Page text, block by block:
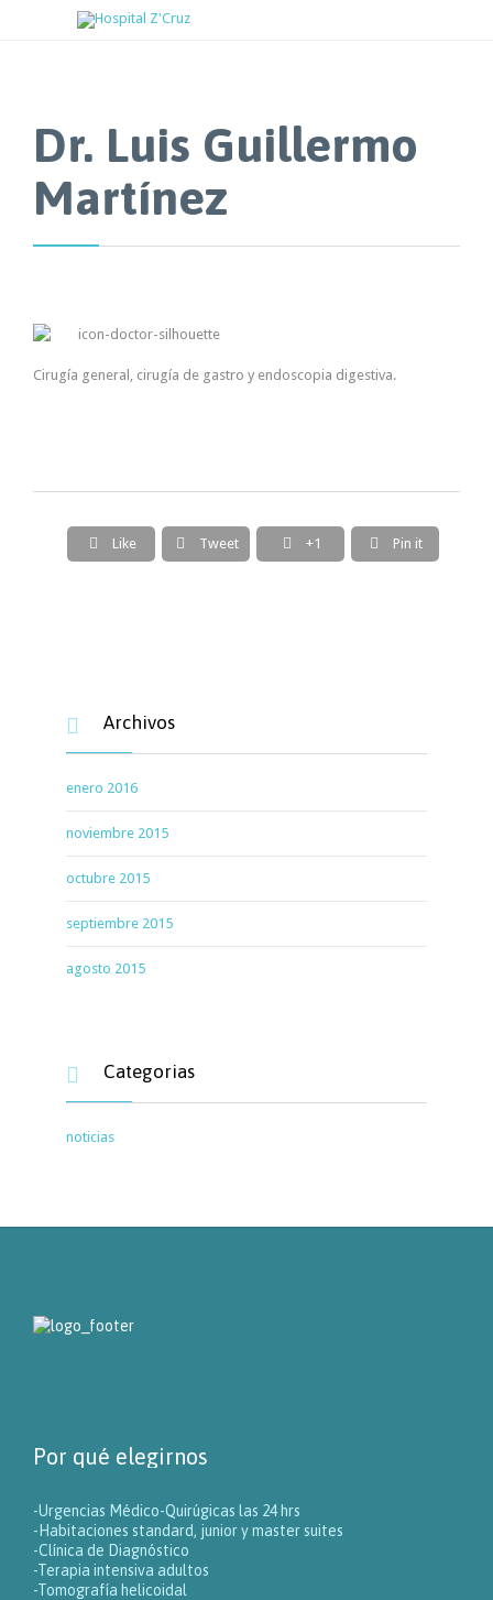
Dr. Luis Guillermo
Martínez
Cirugía general, cirugía de gastro y endoscopia digestiva.
 Like  Tweet  +1  Pin it
 Archivos
enero 2016
noviembre 2015
octubre 2015
septiembre 2015
agosto 2015
 Categorias
noticias
Por qué elegirnos
-Urgencias Médico-Quirúgicas las 24 hrs
-Habitaciones standard, junior y master suites
-Clínica de Diagnóstico
-Terapia intensiva adultos
-Tomografía helicoidal